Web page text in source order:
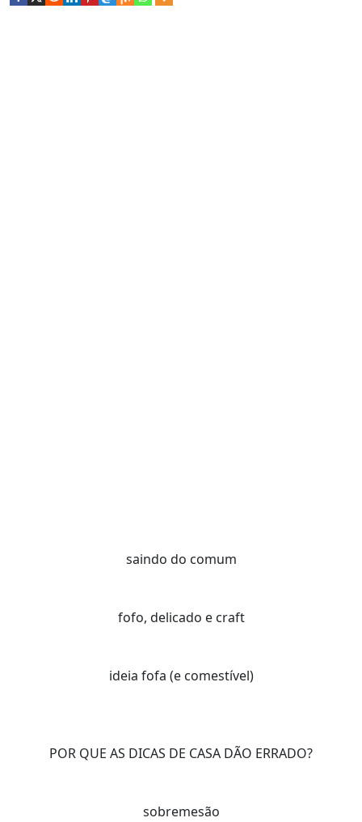
saindo do comum
fofo, delicado e craft
ideia fofa (e comestível)
POR QUE AS DICAS DE CASA DÃO ERRADO?
sobremesão